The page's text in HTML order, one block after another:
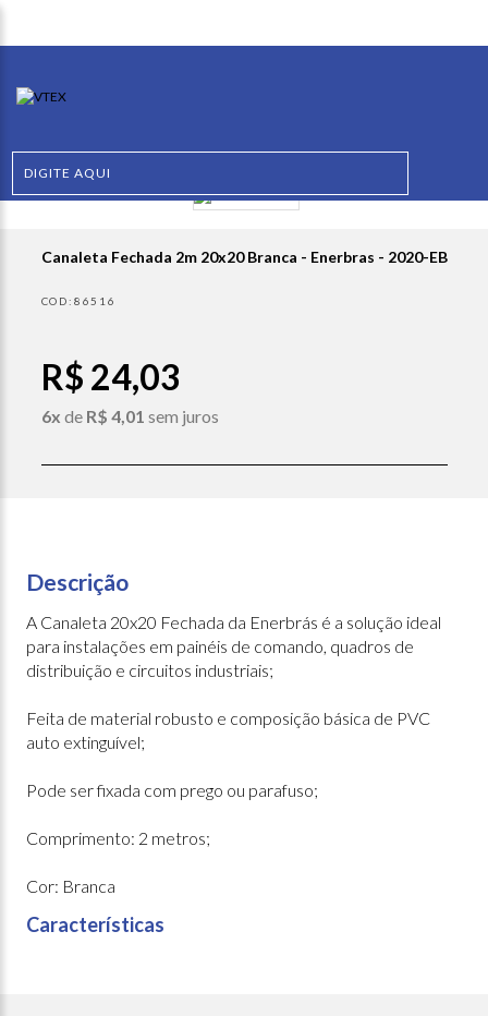
Canaleta Fechada 2m 20x20 Branca - Enerbras - 2020-EB
86516
R$ 24,03
6x de R$ 4,01 sem juros
Descrição
A Canaleta 20x20 Fechada da Enerbrás é a solução ideal
para instalações em painéis de comando, quadros de
distribuição e circuitos industriais;
Feita de material robusto e composição básica de PVC
auto extinguível;
Pode ser fixada com prego ou parafuso;
Comprimento: 2 metros;
Cor: Branca
Características